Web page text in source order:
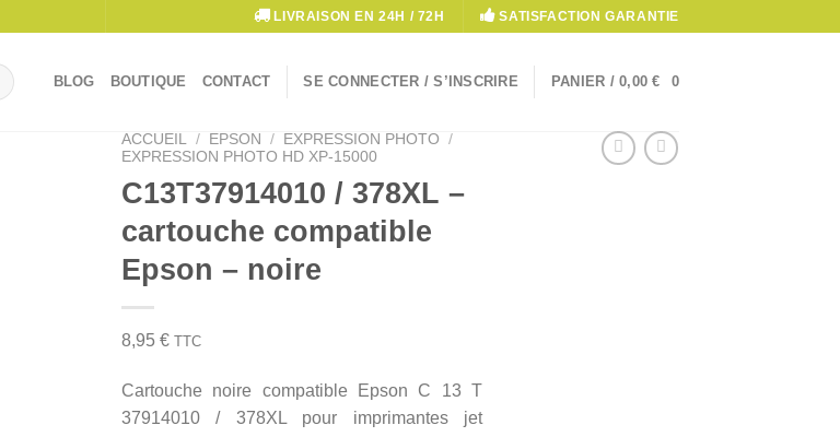
LIVRAISON EN 24H / 72H SATISFACTION GARANTIE
BLOG BOUTIQUE CONTACT SE CONNECTER / S’INSCRIRE PANIER /0,00€ 0
ACCUEIL / EPSON / EXPRESSION PHOTO
/
EXPRESSION PHOTO HD XP-15000
C13T37914010 / 378XL –
cartouche compatible
Epson – noire
8,95 € TTC
Cartouche noire compatible Epson C 13 T
37914010 / 378XL pour imprimantes jet